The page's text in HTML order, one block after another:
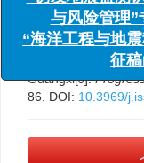
Citation: Sha Li,
Huining Huang,
region seismic
Guangxi[J].
86. DOI: 10.3969/
与风险管理”
“海洋工程与地震
征稿